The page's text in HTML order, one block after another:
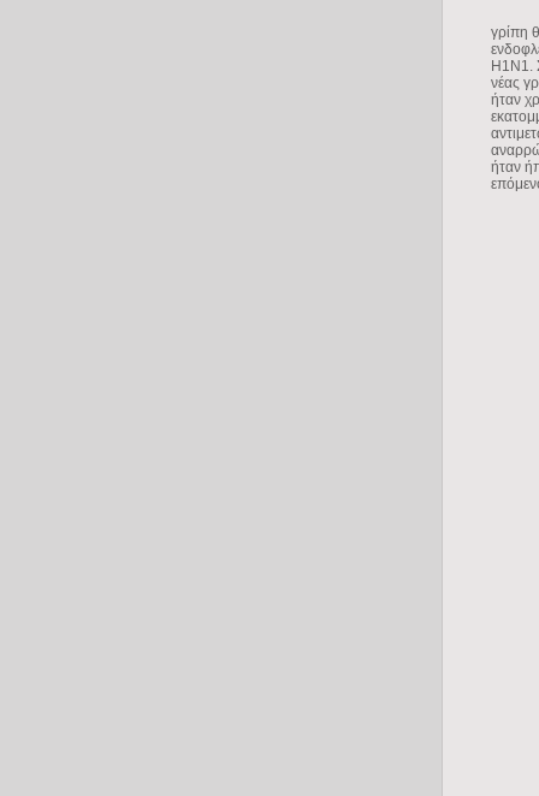
γρίπη
H1N1.
νέας
ήταν
ήταν